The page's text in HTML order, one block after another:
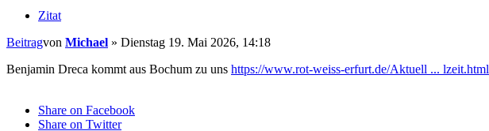
Zitat
Beitragvon Michael » Dienstag 19. Mai 2026, 14:18
Benjamin Dreca kommt aus Bochum zu uns https://www.rot-weiss-erfurt.de/Aktuell ... lzeit.html
Share on Facebook
Share on Twitter